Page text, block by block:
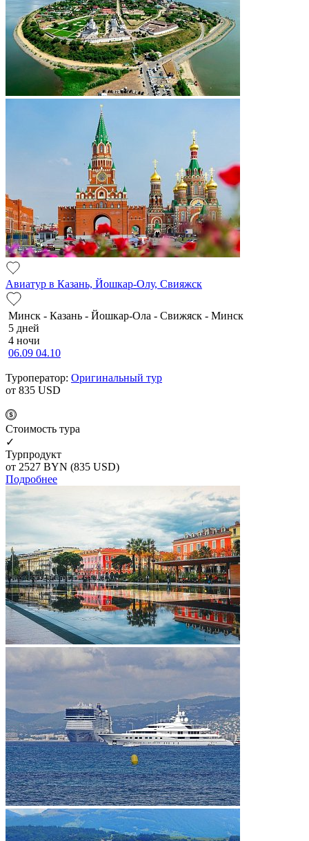
Авиатур в Казань, Йошкар-Олу, Свияжск
Минск - Казань - Йошкар-Ола - Свижяск - Минск
5 дней
4 ночи
06.09 04.10
Туроператор: Оригинальный тур
от 835 USD
Cтоимость тура
✓
Турпродукт
от 2527 BYN (835 USD)
Подробнее